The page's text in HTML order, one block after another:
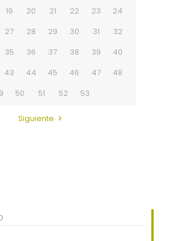
19 20 21 22 23
24
27 28 29 30 31
32
35 36 37 38 39
40
43 44 45 46 47
48
50 51 52 53
Siguiente